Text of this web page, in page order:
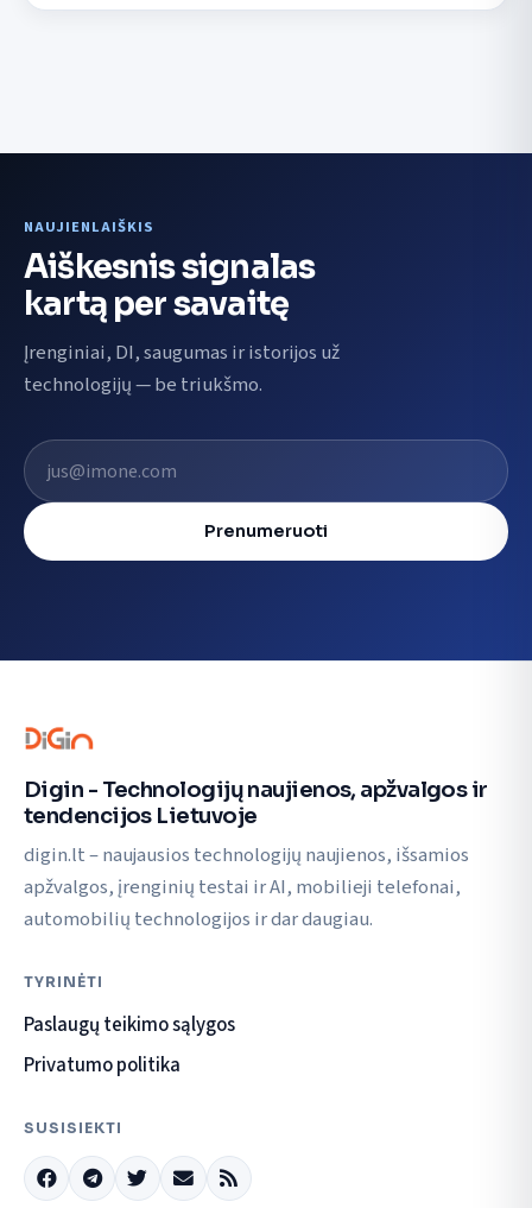
NAUJIENLAIŠKIS
Aiškesnis signalas
kartą per savaitę
Įrenginiai, DI, saugumas ir istorijos už
technologijų — be triukšmo.
El. pašto adresas
Prenumeruoti
Digin - Technologijų naujienos, apžvalgos ir
tendencijos Lietuvoje
digin.lt – naujausios technologijų naujienos, išsamios
apžvalgos, įrenginių testai ir AI, mobilieji telefonai,
automobilių technologijos ir dar daugiau.
TYRINĖTI
Paslaugų teikimo sąlygos
Privatumo politika
SUSISIEKTI